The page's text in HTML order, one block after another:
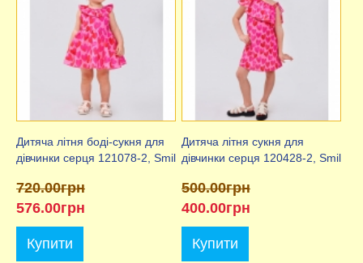
Дитяча літня боді-сукня для
дівчинки серця 121078-2, Smil
720.00грн
576.00грн
Купити
Дитяча літня сукня для
дівчинки серця 120428-2, Smil
500.00грн
400.00грн
Купити